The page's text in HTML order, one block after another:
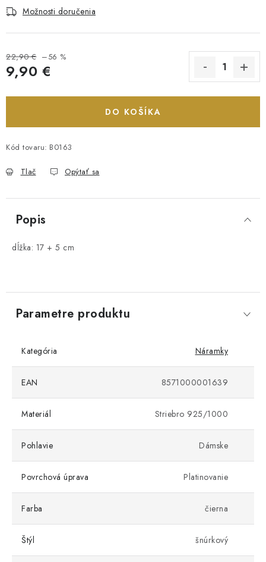
Možnosti doručenia
22,90 € –56 %
9,90 €
DO KOŠÍKA
Kód tovaru: B0163
Tlač Opýtať sa
Popis
dĺžka: 17 + 5 cm
Parametre produktu
Kategória Náramky
EAN 8571000001639
Materiál Striebro 925/1000
Pohlavie Dámske
Povrchová úprava Platinovanie
Farba čierna
Štýl šnúrkový